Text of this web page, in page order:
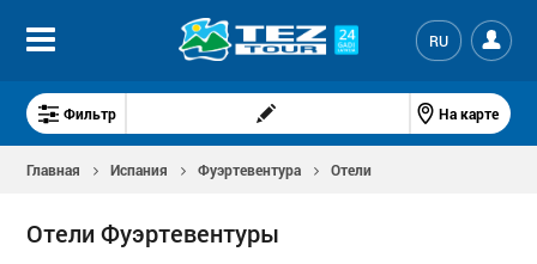
RU
Фильтр На карте
Главная Испания Фуэртевентура Отели
Отели Фуэртевентуры